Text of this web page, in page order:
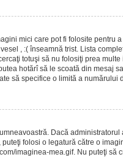
mici care pot fi folosite pentru
, :( înseamnă trist. Lista
totuşi să nu folosiţi prea
hotărî să le scoată din mesaj
să specifice o limită a numărului
Dacă
folosi o legatură către o
imaginea-mea.gif. Nu puteţi să